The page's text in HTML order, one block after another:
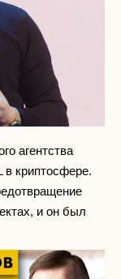
агентства
в криптосфере.
и он был